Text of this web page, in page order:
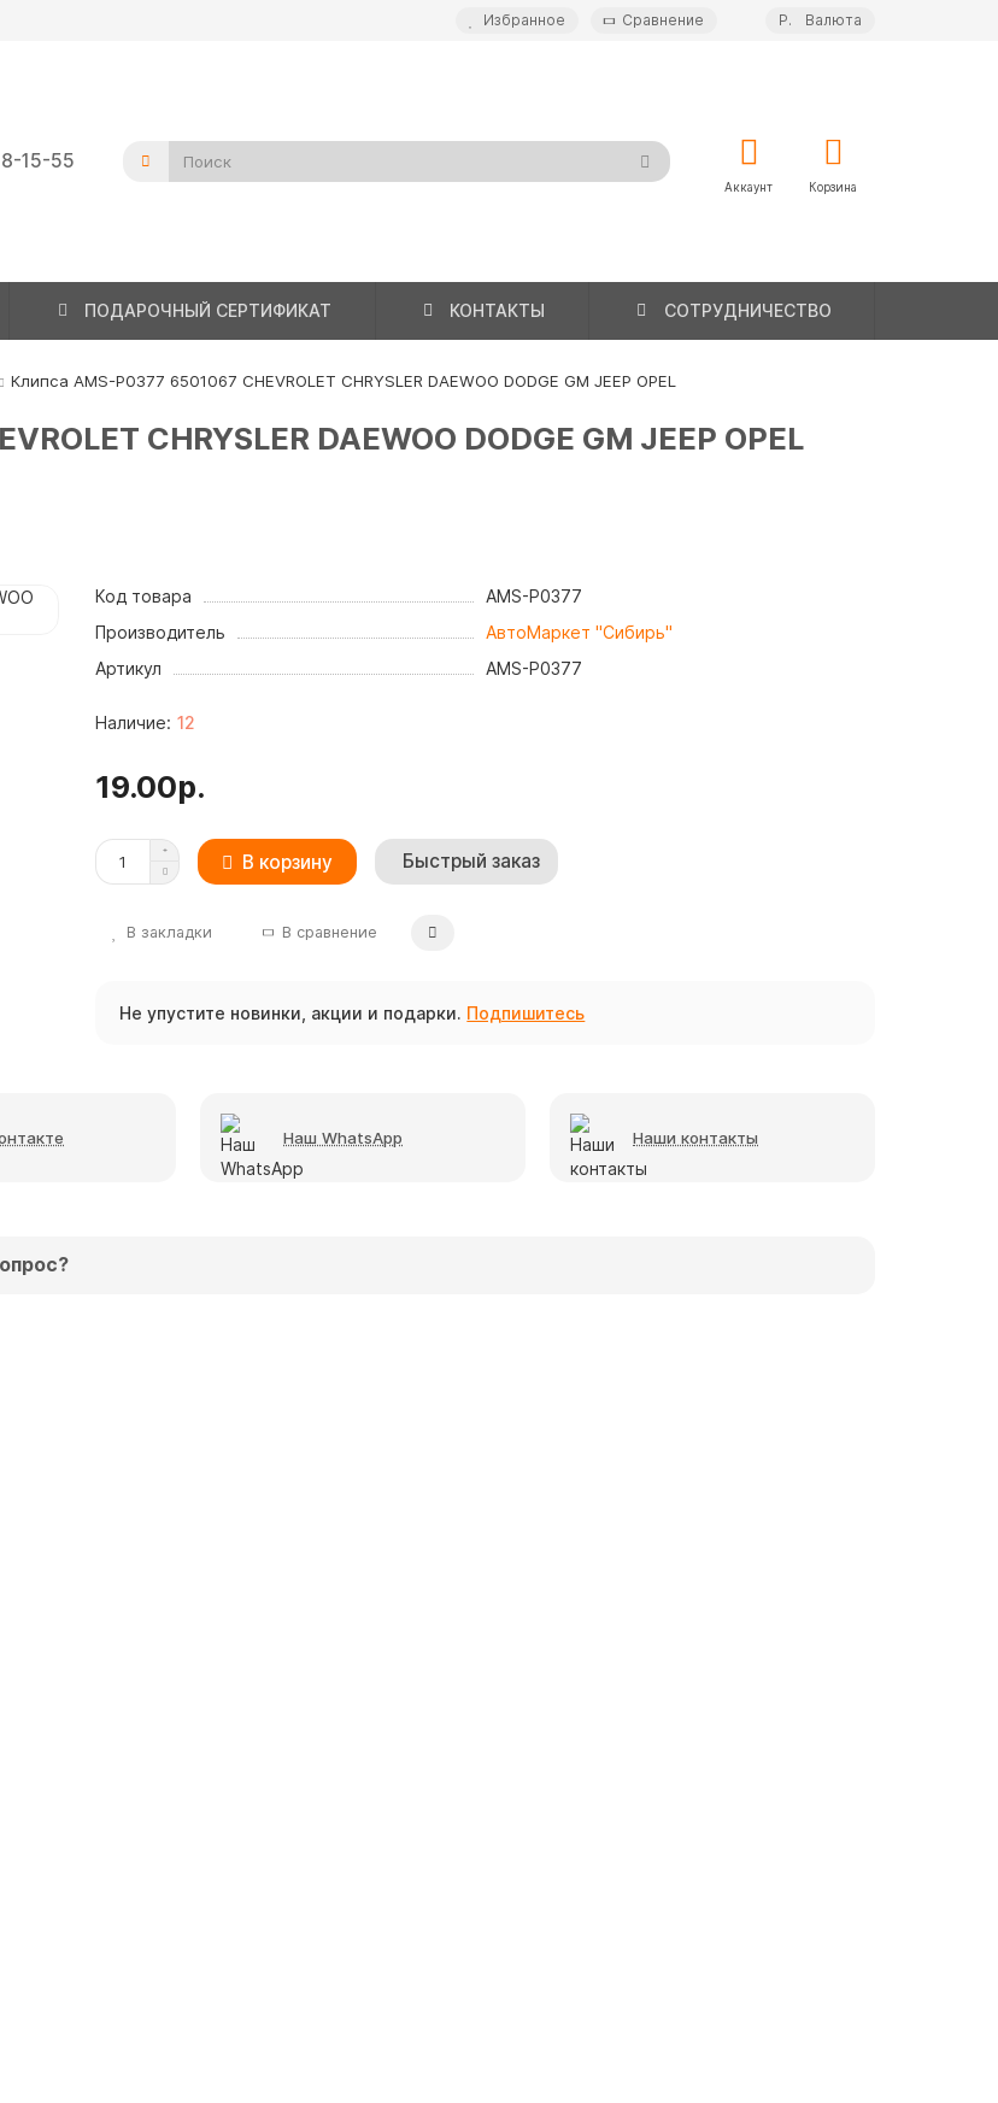
Избранное Сравнение Р. Валюта
15-55
Аккаунт Корзина
ПОДАРОЧНЫЙ СЕРТИФИКАТ КОНТАКТЫ СОТРУДНИЧЕСТВО
Клипса AMS-P0377 6501067 CHEVROLET CHRYSLER DAEWOO DODGE GM JEEP OPEL
CHRYSLER DAEWOO DODGE GM JEEP OPEL
Код товара
AMS-P0377
Производитель
АвтоМаркет "Сибирь"
Артикул
AMS-P0377
12
19.00р.
В корзину Быстрый заказ
В закладки В сравнение
Не упустите новинки, акции и подарки. Подпишитесь
Наш WhatsApp Наши контакты